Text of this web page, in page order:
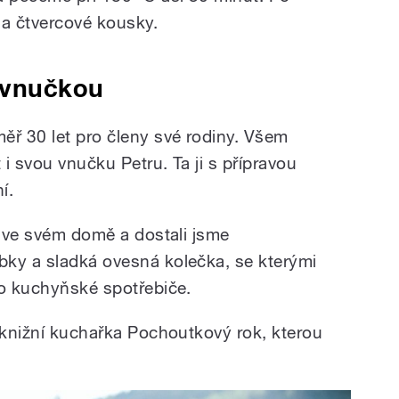
čtvercové kousky.
30 let pro členy své rodiny. Všem
svou vnučku Petru. Ta ji s přípravou
svém domě a dostali jsme
a sladká ovesná kolečka, se kterými
kuchyňské spotřebiče.
kuchařka Pochoutkový rok, kterou